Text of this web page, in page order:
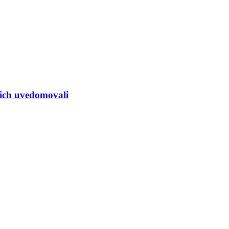
uvedomovali